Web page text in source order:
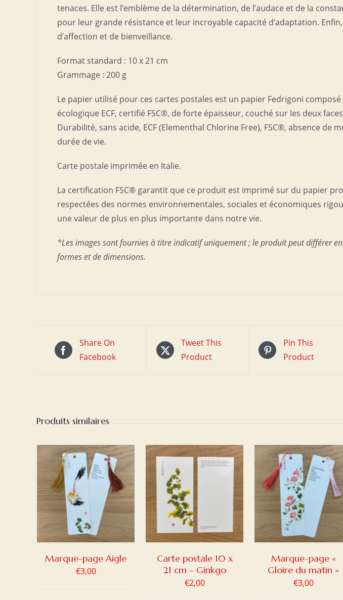
tenaces. Elle est l’emblème de la détermination, de l’audace et de la
pour leur grande résistance et leur incroyable capacité d’adaptation.
d’affection et de bienveillance.
Format standard : 10 x 21 cm
Grammage : 200 g
Le papier utilisé pour ces cartes postales est un papier Fedrigoni
écologique ECF, certifié FSC®, de forte épaisseur, couché sur les deux
Durabilité, sans acide, ECF (Elementhal Chlorine Free), FSC®, absence de
durée de vie.
Carte postale imprimée en Italie.
La certification FSC® garantit que ce produit est imprimé sur du papier
respectées des normes environnementales, sociales et économiques
une valeur de plus en plus importante dans notre vie.
*Les images sont fournies à titre indicatif uniquement ; le produit peut différer
formes et de dimensions.
Share On
Facebook
Tweet This
Product
Pin This
Product
Produits similaires
Marque-page Aigle
€3,00
AJOUTER AU PANIER
/
DETAILS
Carte postale 10 x
21 cm – Ginkgo
€2,00
AJOUTER AU PANIER
Marque-page «
Gloire du matin »
€3,00
AJOUTER AU PANIER
/
DETAILS